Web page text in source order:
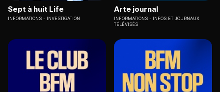
Sept à huit Life
INFORMATIONS INVESTIGATION
Arte journal
INFORMATIONS
INFOS ET JOURNAUX
TÉLÉVISÉS